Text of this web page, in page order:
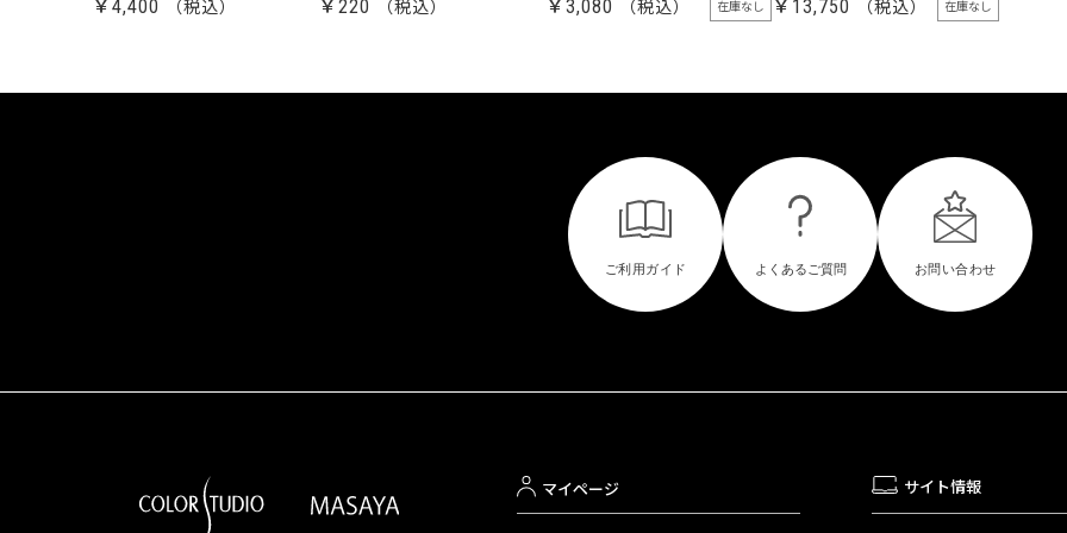
￥4,400 ￥220 ￥3,080 在庫なし ￥13,750 在庫なし
マイページ サイト情報